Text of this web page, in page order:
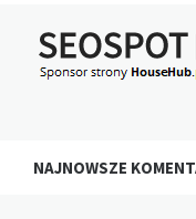
NAJNOWSZE